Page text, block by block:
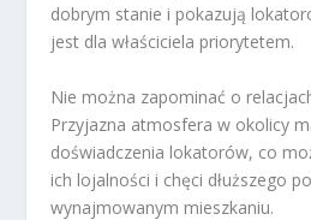
dobrym stanie i pokazują
jest dla właściciela priorytetem.
Nie można zapominać o
Przyjazna atmosfera w okolicy
doświadczenia lokatorów, co
ich lojalności i chęci dłuższego
wynajmowanym mieszkaniu.